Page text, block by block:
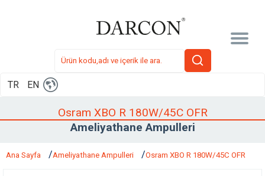
TR EN
Osram XBO R 180W/45C OFR
Ameliyathane Ampulleri
Ana Sayfa Ameliyathane Ampulleri Osram XBO R 180W/45C OFR